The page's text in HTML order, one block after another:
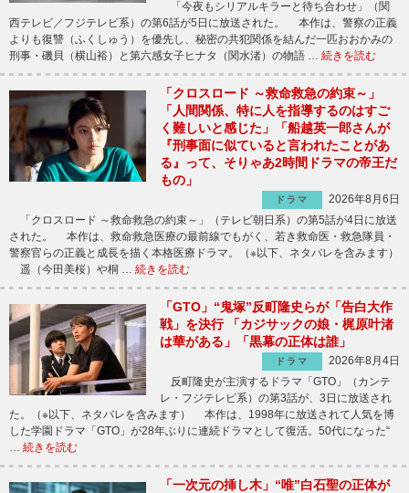
「今夜もシリアルキラーと待ち合わせ」（関
西テレビ／フジテレビ系）の第6話が5日に放送された。 本作は、警察の正義
よりも復讐（ふくしゅう）を優先し、秘密の共犯関係を結んだ一匹おおかみの
刑事・磯貝（横山裕）と第六感女子ヒナタ（関水渚）の物語 … 続きを読む
「クロスロード ～救命救急の約束～」
「人間関係、特に人を指導するのはすご
く難しいと感じた」「船越英一郎さんが
『刑事面に似ていると言われたことがあ
る』って、そりゃあ2時間ドラマの帝王だ
もの」
ドラマ
2026年8月6日
「クロスロード ～救命救急の約束～」（テレビ朝日系）の第5話が4日に放送
された。 本作は、救命救急医療の最前線でもがく、若き救命医・救急隊員・
警察官らの正義と成長を描く本格医療ドラマ。（※以下、ネタバレを含みます）
遥（今田美桜）や桐 … 続きを読む
「GTO」“鬼塚”反町隆史らが「告白大作
戦」を決行 「カジサックの娘・梶原叶渚
は華がある」「黒幕の正体は誰」
ドラマ
2026年8月4日
反町隆史が主演するドラマ「GTO」（カンテ
レ・フジテレビ系）の第3話が、3日に放送され
た。（※以下、ネタバレを含みます） 本作は、1998年に放送されて人気を博
した学園ドラマ「GTO」が28年ぶりに連続ドラマとして復活。50代になった“
… 続きを読む
「一次元の挿し木」“唯”白石聖の正体が